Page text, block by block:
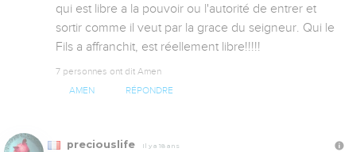
qui est libre a la pouvoir ou l'autorité de entrer et
sortir comme il veut par la grace du seigneur. Qui le
Fils a affranchit, est réellement libre!!!!!
7 personnes ont dit Amen
AMEN RÉPONDRE
preciouslife Il y a 18 ans